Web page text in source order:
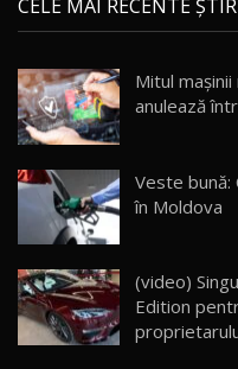
/17:27
15 14:37
16
13:10
17 20:06
CELE MAI RECENTE
Mitul
anulează
Veste bună:
în Moldova
(video)
Edition